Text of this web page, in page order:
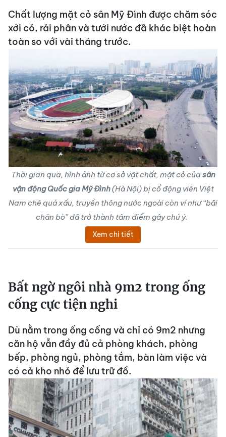
Chất lượng mặt cỏ sân Mỹ Đình được chăm sóc
xới cỏ, rải phân và tưới nước đã khác biệt hoàn
toàn so với vài tháng trước.
Thời gian qua, hình ảnh từ cơ sở vật chất, mặt cỏ củasân
vận động Quốc gia Mỹ Đình(Hà Nội) bị cổ động viên Việt
Nam chê quá xấu, truyền thông nước ngoài còn ví như “bãi
chăn bò” đã trở thành tâm điểm gây chú ý.
Xem chi tiết
Bất ngờ ngôi nhà 9m2 trong ống
cống cực tiện nghi
Dù nằm trong ống cống và chỉ có 9m2 nhưng
căn hộ vẫn đầy đủ cả phòng khách, phòng
bếp, phòng ngủ, phòng tắm, bàn làm việc và
có cả kho nhỏ để lưu trữ đồ.